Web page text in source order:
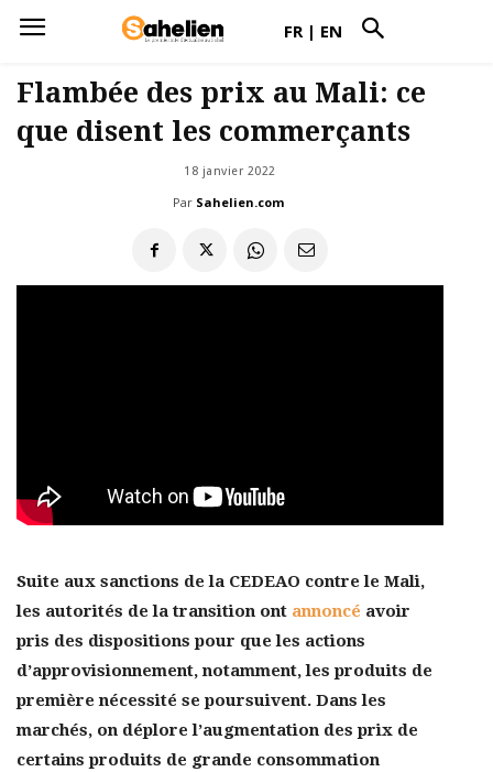
FR | EN
Flambée des prix au Mali: ce
que disent les commerçants
18 janvier 2022
Par Sahelien.com
Suite aux sanctions de la CEDEAO contre le Mali,
les autorités de la transition ont annoncé avoir
pris des dispositions pour que les actions
d’approvisionnement, notamment, les produits de
première nécessité se poursuivent. Dans les
marchés, on déplore l’augmentation des prix de
certains produits de grande consommation